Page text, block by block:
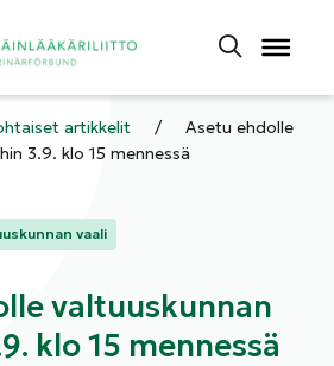
artikkelit /
Asetu ehdolle
3.9. klo 15 mennessä
vaali
valtuuskunnan
klo 15 mennessä